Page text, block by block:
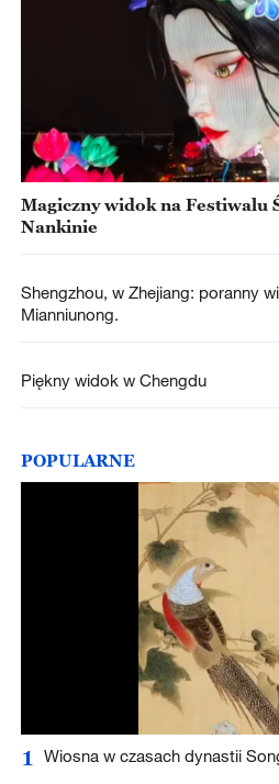
Magiczny widok na Festiwalu
Nankinie
Shengzhou, w Zhejiang: poranny
Mianniunong.
Piękny widok w Chengdu
POPULARNE
1 Wiosna w czasach dynastii